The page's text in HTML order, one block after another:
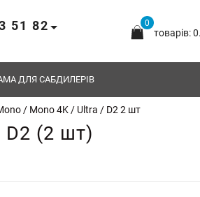
0
товарів:
51 82
ДЛЯ САБДИЛЕРІВ
/ Mono 4K / Ultra / D2 2 шт
D2 (2 шт)